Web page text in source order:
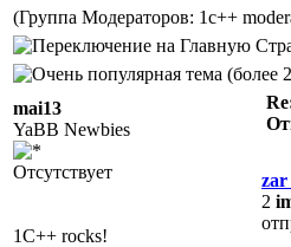
(Группа Модераторов: 1c++
mai13
YaBB Newbies
Отсутствует
1C++ rocks!
zar
2